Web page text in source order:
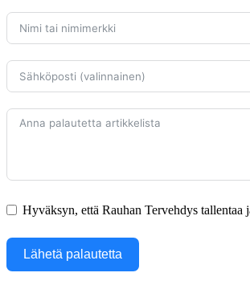
Hyväksyn, että Rauhan Tervehdys
Lähetä palautetta